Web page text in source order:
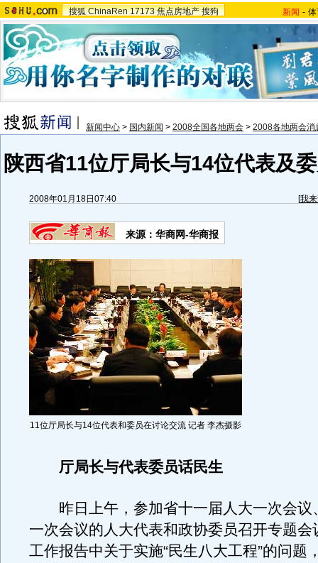
搜狐 ChinaRen 17173 焦点房地产 搜狗 新闻 -
新闻中心 > 国内新闻 > 2008全国各地两会 > 2008各地两会消
陕西省11位厅局长与14位代表及
2008年01月18日07:40 [我
来源：华商网-华商报
11位厅局长与14位代表和委员在讨论交流 记者 李杰摄影
厅局长与代表委员话民生
昨日上午，参加省十一届人大一次会议
一次会议的人大代表和政协委员召开专题会
工作报告中关于实施“民生八大工程”的问题